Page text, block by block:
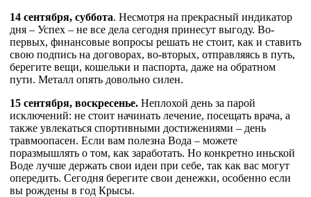
14 сентября, суббота. Несмотря на прекрасный индикатор
дня – Успех – не все дела сегодня принесут выгоду. Во-
первых, финансовые вопросы решать не стоит, как и ставить
свою подпись на договорах, во-вторых, отправляясь в путь,
берегите вещи, кошельки и паспорта, даже на обратном
пути. Металл опять довольно силен.
15 сентября, воскресенье. Неплохой день за парой
исключений: не стоит начинать лечение, посещать врача, а
также увлекаться спортивными достижениями – день
травмоопасен. Если вам полезна Вода – можете
поразмышлять о том, как заработать. Но конкретно иньской
Воде лучше держать свои идеи при себе, так как вас могут
опередить. Сегодня берегите свои денежки, особенно если
вы рождены в год Крысы.